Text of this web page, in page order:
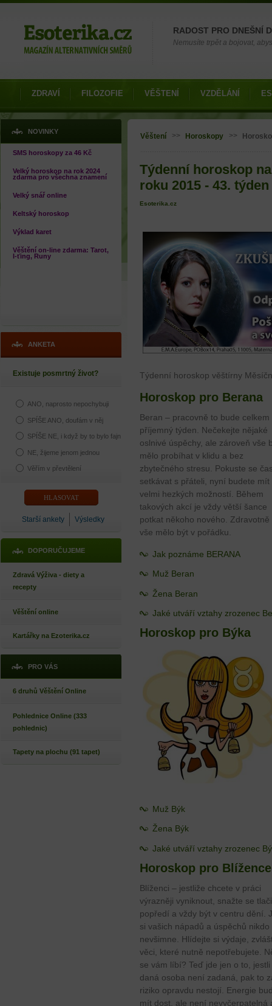
RADOST PRO DNEŠNÍ
Nemusíte trpět a bojovat,
ZDRAVÍ FILOZOFIE VĚŠTENÍ VZDĚLÁNÍ
NOVINKY
SMS horoskopy za 46 Kč
Velký horoskop na rok 2024
zdarma pro všechna znamení
Velký snář online
Keltský horoskop
Výklad karet
Věštění on-line zdarma: Tarot,
I-ťing, Runy
ANKETA
Existuje posmrtný život?
ANO, naprosto nepochybuji
SPÍŠE ANO, doufám v něj
SPÍŠE NE, i když by to bylo fajn
NE, žijeme jenom jednou
Věřím v převtělení
Starší ankety Výsledky
DOPORUČUJEME
Zdravá Výživa - diety a
recepty
Věštění online
Kartářky na Ezoterika.cz
PRO VÁS
6 druhů Věštění Online
Pohlednice Online (333
pohlednic)
Tapety na plochu (91 tapet)
Jste zde
Věštení >> Horoskopy >>
Týdenní horoskop
roku 2015 - 43. týden
Esoterika.cz
Týdenní horoskop věštírny
Horoskop pro Berana
Beran – pracovně to bude celkem
příjemný týden. Nečekejte nějaké
oslnivé úspěchy, ale zároveň vše
mělo probíhat v klidu a bez
zbytečného stresu. Pokuste se
setkávat s přáteli, nyní budete mít
velmi hezkých možností. Během
takových akcí je vždy větší šance
potkat někoho nového. Zdravotně
vše mělo být v pořádku.
Jak poznáme BERANA
Muž Beran
Žena Beran
Jaké utváří vztahy zrozenec
Horoskop pro Býka
Muž Býk
Žena Býk
Jaké utváří vztahy zrozenec
Horoskop pro Blížence
Blíženci – jestliže chcete v práci
výrazněji vyniknout, snažte se
popředí a vždy být v centru dění.
si vašich nápadů a úspěchů nikdo
nevšimne. Hlídejte si výdaje,
věci, které nutně nepotřebujete.
se vám líbí? Teď jde jen o to, jestli
daná osoba není zadaná, pak to
riziko opravdu nestojí. Energie
mít dost, ale není nevyčerpatelná